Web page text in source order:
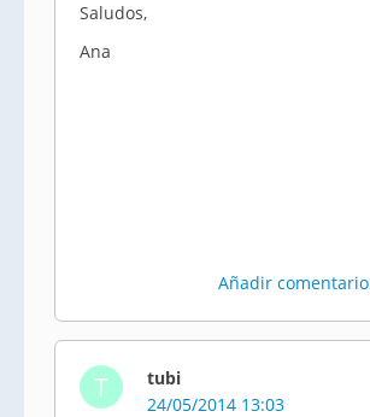
Saludos,
Ana
Añadir comentario
T
tubi
24/05/2014 13:03